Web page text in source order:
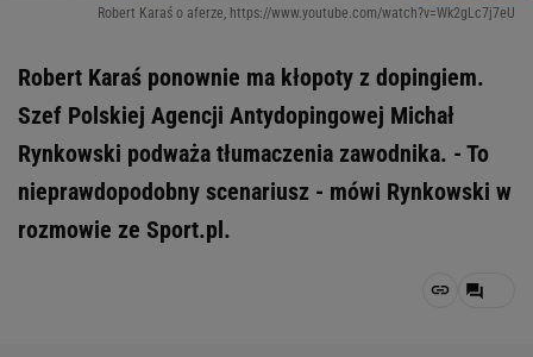
Robert Karaś o aferze, https://www.youtube.com/watch?v=Wk2gLc7j7eU
Robert Karaś ponownie ma kłopoty z dopingiem.
Szef Polskiej Agencji Antydopingowej Michał
Rynkowski podważa tłumaczenia zawodnika. - To
nieprawdopodobny scenariusz - mówi Rynkowski w
rozmowie ze Sport.pl.